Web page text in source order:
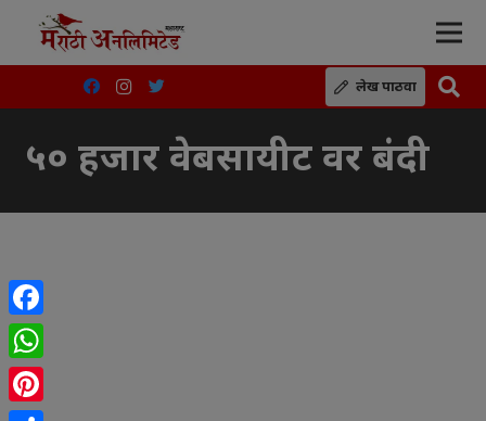
लेख पाठवा
५० हजार वेबसायीट वर बंदी
Facebook
WhatsApp